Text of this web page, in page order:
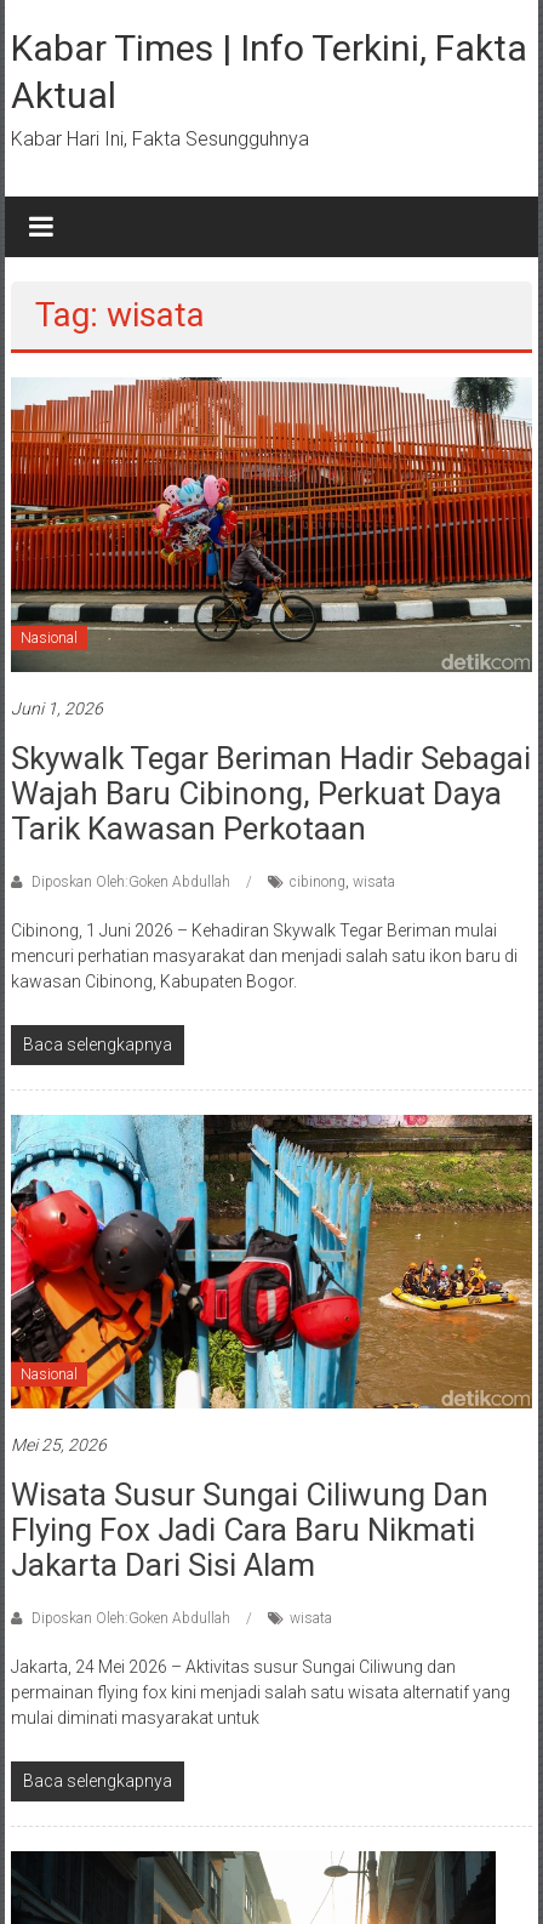
ke
konten
Kabar Times | Info Terkini, Fakta
Aktual
Kabar Hari Ini, Fakta Sesungguhnya
Tag: wisata
Nasional
Juni 1, 2026
Skywalk Tegar Beriman Hadir Sebagai
Wajah Baru Cibinong, Perkuat Daya
Tarik Kawasan Perkotaan
Diposkan Oleh:Goken Abdullah cibinong wisata
Cibinong, 1 Juni 2026 – Kehadiran Skywalk Tegar Beriman mulai
mencuri perhatian masyarakat dan menjadi salah satu ikon baru di
kawasan Cibinong, Kabupaten Bogor.
Baca selengkapnya
Nasional
Mei 25, 2026
Wisata Susur Sungai Ciliwung Dan
Flying Fox Jadi Cara Baru Nikmati
Jakarta Dari Sisi Alam
Diposkan Oleh:Goken Abdullah wisata
Jakarta, 24 Mei 2026 – Aktivitas susur Sungai Ciliwung dan
permainan flying fox kini menjadi salah satu wisata alternatif yang
mulai diminati masyarakat untuk
Baca selengkapnya